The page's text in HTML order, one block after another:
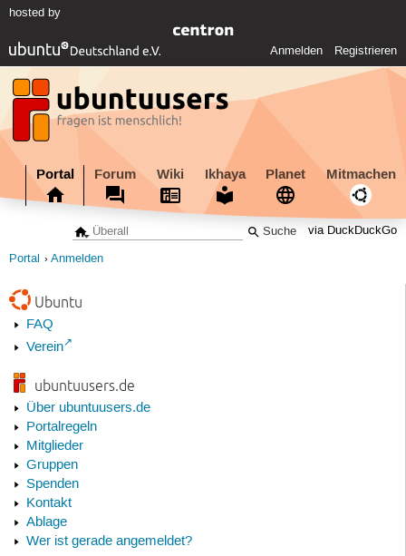
hosted by
Anmelden Registrieren
Portal Forum Wiki Ikhaya Planet Mitmachen
via DuckDuckGo
Portal Anmelden
Ubuntu
FAQ
Verein
ubuntuusers.de
Über ubuntuusers.de
Portalregeln
Mitglieder
Gruppen
Spenden
Kontakt
Ablage
Wer ist gerade angemeldet?